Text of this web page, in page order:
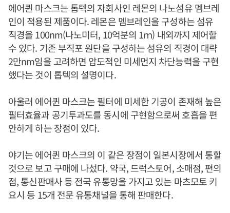
에어퀸 마스크는 톱텍의 자회사인 레몬의 나노섬유 멤브레
인이 적용된 제품이다. 레몬은 멤브레인을 구성하는 섬유
직경을 100nm(나노미터, 10억분의 1ｍ) 내외까지 제어할
수 있다. 기존 부직포 원단을 구성하는 섬유의 직경이 대략
2만nm임을 고려하면 압도적인 미세먼지 차단능력을 구현
했다는 것이 톱텍의 설명이다.
아울러 에어퀸 마스크는 필터에 미세한 기공이 존재해 높은
필터효율과 공기투과도를 동시에 구현함으로써 호흡을 편
안하게 하는 장점이 있다.
야기는 에어퀸 마스크의 이 같은 장점이 일본시장에서 통할
것으로 보고 구매에 나섰다. 약국, 드럭스토어, 소매점, 편의
점, 통신판매사 등 전국 유통망을 가지고 있는 마츠모토 키
요시 등 15개 전문 유통채널을 통해 판매한다.